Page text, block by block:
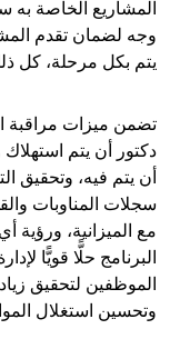
المشاريع الخاصة
وجه لضمان تقدم
يتم بكل مرحلة، كل
تضمن ميزات مراقبة
دكتور أن يتم
أن يتم فيه، وتحقيق
سجلات المناوبات
مع الميزانية، ورؤية
البرنامج حلًّا قويًّا
الموظفين لتحقيق
وتحسين استغلال